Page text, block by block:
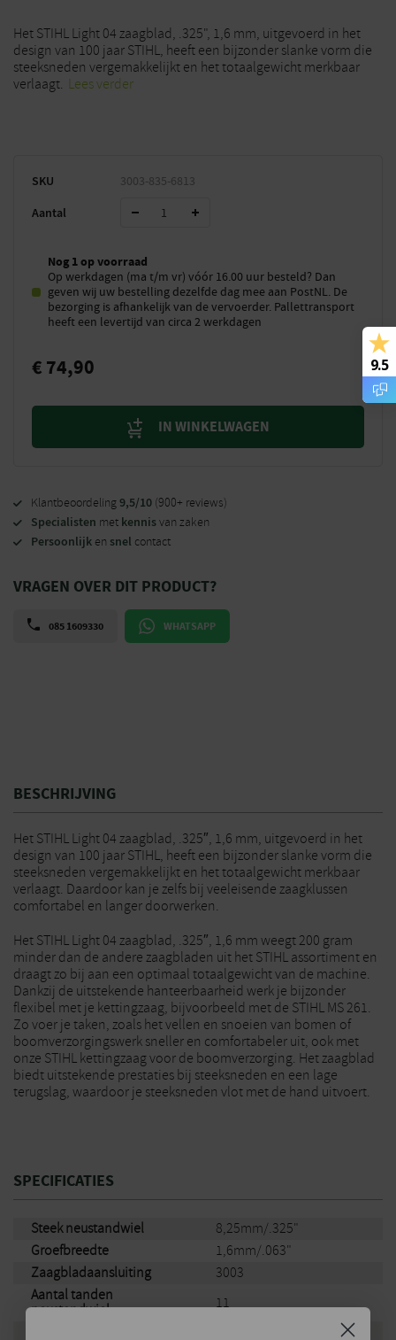
Het STIHL Light 04 zaagblad, .325", 1,6 mm, uitgevoerd in het
design van 100 jaar STIHL, heeft een bijzonder slanke vorm die
steeksneden vergemakkelijkt en het totaalgewicht merkbaar
verlaagt. Lees verder
SKU 3003-835-6813
Aantal
Nog 1 op voorraad
Op werkdagen (ma t/m vr) vóór 16.00 uur besteld? Dan
geven wij uw bestelling dezelfde dag mee aan PostNL. De
bezorging is afhankelijk van de vervoerder. Pallettransport
heeft een levertijd van circa 2 werkdagen
€ 74,90
IN WINKELWAGEN
Klantbeoordeling9,5/10 (900+ reviews)
Specialisten met kennisvan zaken
Persoonlijk en snel contact
VRAGEN OVER DIT PRODUCT?
085 1609330 WHATSAPP
BESCHRIJVING
Het STIHL Light 04 zaagblad, .325″, 1,6 mm, uitgevoerd in het
design van 100 jaar STIHL, heeft een bijzonder slanke vorm die
steeksneden vergemakkelijkt en het totaalgewicht merkbaar
verlaagt. Daardoor kan je zelfs bij veeleisende zaagklussen
comfortabel en langer doorwerken.
Het STIHL Light 04 zaagblad, .325″, 1,6 mm weegt 200 gram
minder dan de andere zaagbladen uit het STIHL assortiment en
draagt zo bij aan een optimaal totaalgewicht van de machine.
Dankzij de uitstekende hanteerbaarheid werk je bijzonder
flexibel met je kettingzaag, bijvoorbeeld met de STIHL MS 261.
Zo voer je taken, zoals het vellen en snoeien van bomen of
boomverzorgingswerk sneller en comfortabeler uit, ook met
onze STIHL kettingzaag voor de boomverzorging. Het zaagblad
biedt uitstekende prestaties bij steeksneden en een lage
terugslag, waardoor je steeksneden vlot met de hand uitvoert.
SPECIFICATIES
Steek neustandwiel
8,25mm/.325"
Groefbreedte
1,6mm/.063"
Zaagbladaansluiting
3003
Aantal tanden
neustandwiel
11
9.5